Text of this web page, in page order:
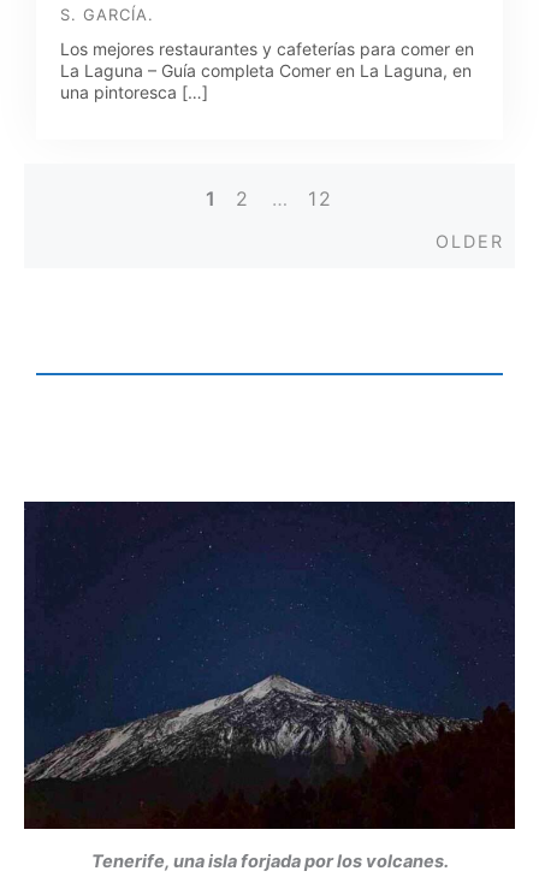
S. GARCÍA.
Los mejores restaurantes y cafeterías para comer en
La Laguna – Guía completa Comer en La Laguna, en
una pintoresca […]
1 2 …
12
OLDER
Tenerife, una isla forjada por los volcanes.